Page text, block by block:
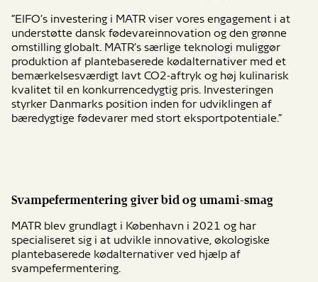
”EIFO’s investering i MATR viser vores engagement i at
understøtte dansk fødevareinnovation og den grønne
omstilling globalt. MATR’s særlige teknologi muliggør
produktion af plantebaserede kødalternativer med et
bemærkelsesværdigt lavt CO2-aftryk og høj kulinarisk
kvalitet til en konkurrencedygtig pris. Investeringen
styrker Danmarks position inden for udviklingen af
bæredygtige fødevarer med stort eksportpotentiale.”
Svampefermentering giver bid og umami-smag
MATR blev grundlagt i København i 2021 og har
specialiseret sig i at udvikle innovative, økologiske
plantebaserede kødalternativer ved hjælp af
svampefermentering.